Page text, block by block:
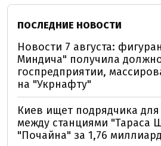
ПОСЛЕДНИЕ НОВОСТИ
Новости 7 августа:
Миндича" получила
госпредприятии,
на "Укрнафту"
Киев ищет подрядчика
между станциями "Тараса
"Почайна" за 1,76